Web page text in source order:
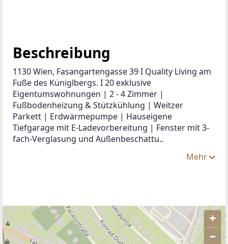
Beschreibung
1130 Wien, Fasangartengasse 39 I Quality Living am
Fuße des Küniglbergs. I 20 exklusive
Eigentumswohnungen | 2 - 4 Zimmer |
Fußbodenheizung & Stützkühlung | Weitzer
Parkett | Erdwärmepumpe | Hauseigene
Tiefgarage mit E-Ladevorbereitung | Fenster mit 3-
fach-Verglasung und Außenbeschattu..
Mehr
+
–
ANBIETER KONTAKTIEREN